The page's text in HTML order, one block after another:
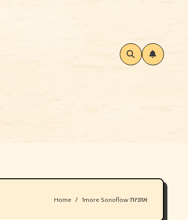
Home 1more Sonoflow אוזניות